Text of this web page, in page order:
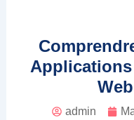
Applications
admin